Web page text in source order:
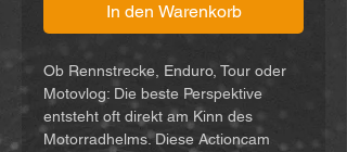
In den Warenkorb
Ob Rennstrecke, Enduro, Tour oder
Motovlog: Die beste Perspektive
entsteht oft direkt am Kinn des
Motorradhelms. Diese Actioncam